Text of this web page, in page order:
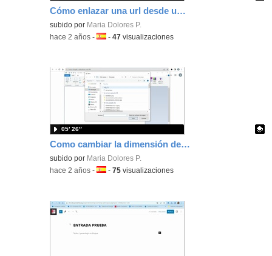
Cómo enlazar una url desde un botón
Contenido educativo.
subido por Maria Dolores P.
-hace 2 años -Idioma:
-47 visualizaciones
Como cambiar la dimensión de una imagen
Contenido educativo.
subido por Maria Dolores P.
05′ 26″
-hace 2 años -Idioma:
-75 visualizaciones